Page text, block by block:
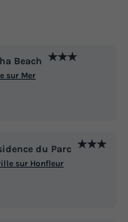
Beach ★★★
sur Mer
du Parc ★★★
sur Honfleur